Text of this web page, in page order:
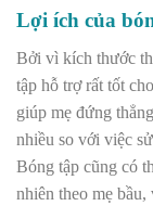
Lợi ích của
Bởi vì kích thước
tập hỗ trợ rất tốt
giúp mẹ đứng
nhiều so với việc
Bóng tập cũng có
nhiên theo mẹ